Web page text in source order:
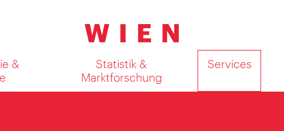
&
Statistik &
Marktforschung
Services